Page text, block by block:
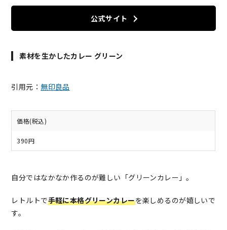
公式サイト
素材を生かしたカレー グリーン
引用元： 無印良品
価格(税込)
390円
自分ではなかなか作るのが難しい「グリーンカレー」。
レトルトで手軽に本格グリーンカレーを楽しめるのが嬉しいで
す。